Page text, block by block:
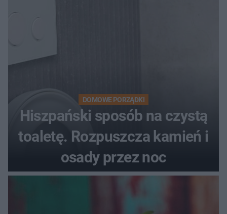
DOMOWE PORZĄDKI
Hiszpański sposób na czystą
toaletę. Rozpuszcza kamień i
osady przez noc